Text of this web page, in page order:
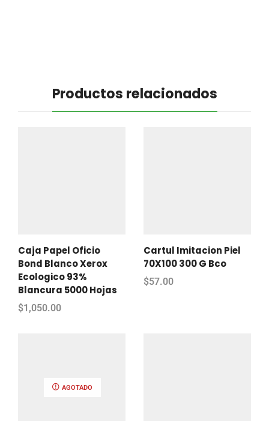
Productos relacionados
Caja Papel Oficio
Bond Blanco Xerox
Ecologico 93%
Blancura 5000 Hojas
$1,050.00
Cartul Imitacion Piel
70X100 300 G Bco
$57.00
AGOTADO